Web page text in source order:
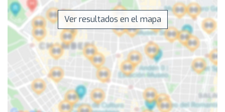
Ver resultados en el mapa